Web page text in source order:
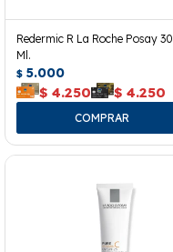
Redermic R La Roche Posay 30
Ml.
$ 5.000
$ 4.250 $ 4.250